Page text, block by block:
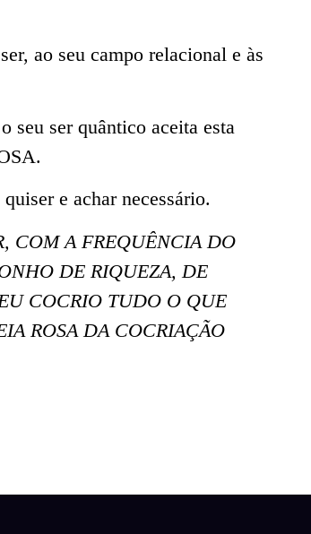
ao seu campo relacional e às
seu ser quântico aceita esta
e achar necessário.
COM A FREQUÊNCIA DO
DE RIQUEZA, DE
COCRIO TUDO O QUE
ROSA DA COCRIAÇÃO